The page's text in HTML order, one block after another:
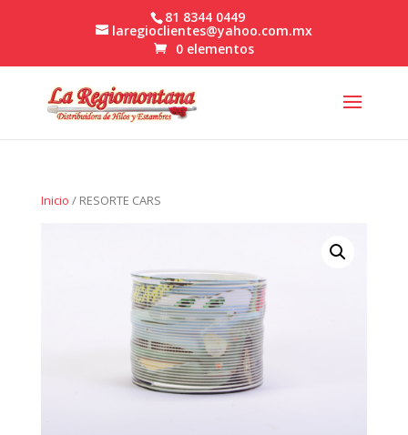
81 8344 0449
laregioclientes@yahoo.com.mx
0 elementos
Inicio / RESORTE CARS